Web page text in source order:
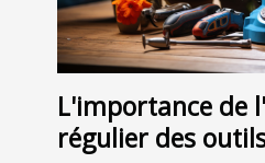
L'importance de
régulier des